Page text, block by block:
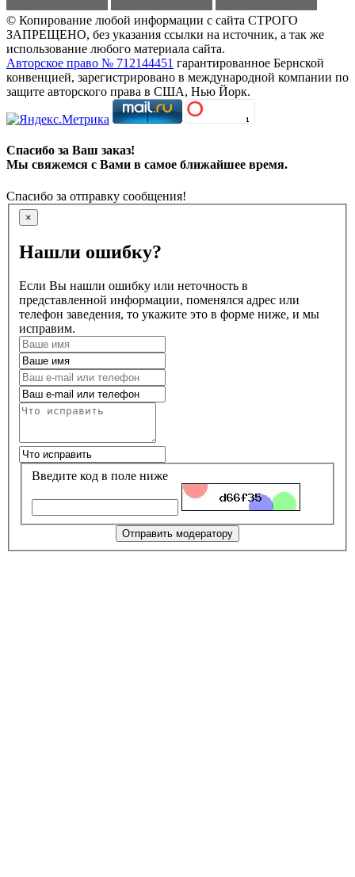
© Копирование любой информации с сайта СТРОГО
ЗАПРЕЩЕНО, без указания ссылки на источник, а так же
использование любого материала сайта.
Авторское право № 712144451 гарантированное Бернской
конвенцией, зарегистрировано в международной компании по
защите авторского права в США, Нью Йорк.
Спасибо за Ваш заказ!
Мы свяжемся с Вами в самое ближайшее время.
Спасибо за отправку сообщения!
×
Нашли ошибку?
Если Вы нашли ошибку или неточность в
представленной информации, поменялся адрес или
телефон заведения, то укажите это в форме ниже, и мы
исправим.
Введите код в поле ниже
Отправить модератору